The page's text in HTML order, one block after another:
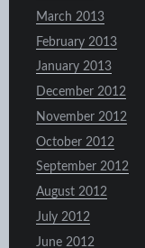
March 2013
February 2013
January 2013
December 2012
November 2012
October 2012
September 2012
August 2012
July 2012
June 2012